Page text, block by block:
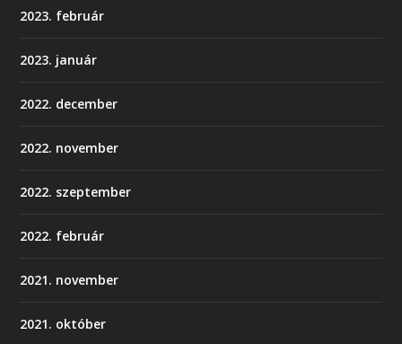
2023. február
2023. január
2022. december
2022. november
2022. szeptember
2022. február
2021. november
2021. október